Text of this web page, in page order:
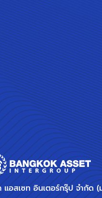
อสเซท อินเตอร์กรุ๊ป จำกัด (